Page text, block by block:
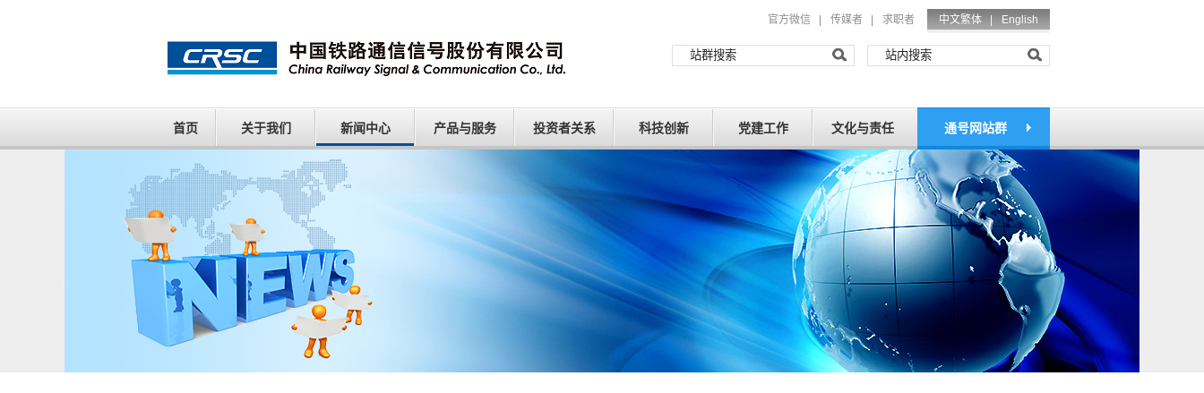
官方微信 传媒者 求职者 中文繁体 | English
首页 关于我们 新闻中心 产品与服务 投资者关系 科技创新 党建工作 文化与责任 通号网站群